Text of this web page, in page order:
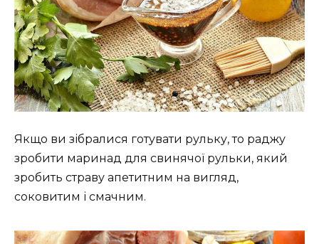
Якщо ви зібралися готувати рульку, то раджу
зробити маринад для свинячої рульки, який
зробить страву апетитним на вигляд,
соковитим і смачним.